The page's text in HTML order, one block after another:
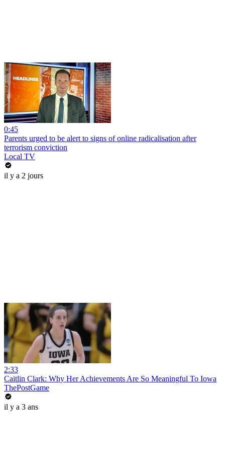
0:45
Parents urged to be alert to signs of online radicalisation after
terrorism conviction
Local TV
il y a 2 jours
2:33
Caitlin Clark: Why Her Achievements Are So Meaningful To Iowa
ThePostGame
il y a 3 ans